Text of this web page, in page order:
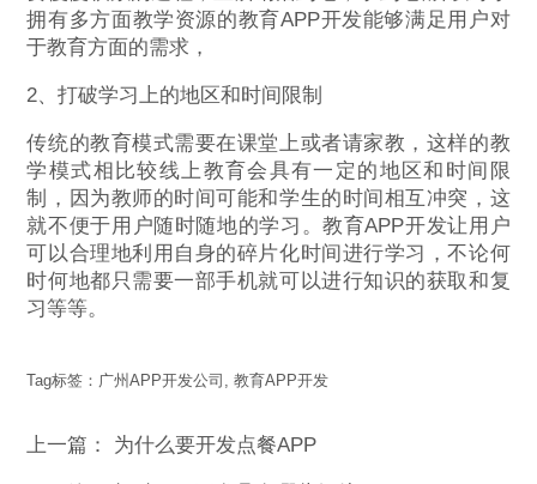
拥有多方面教学资源的教育APP开发能够满足用户对
于教育方面的需求，
2、打破学习上的地区和时间限制
传统的教育模式需要在课堂上或者请家教，这样的教
学模式相比较线上教育会具有一定的地区和时间限
制，因为教师的时间可能和学生的时间相互冲突，这
就不便于用户随时随地的学习。教育APP开发让用户
可以合理地利用自身的碎片化时间进行学习，不论何
时何地都只需要一部手机就可以进行知识的获取和复
习等等。
Tag标签： 广州APP开发公司 ,教育APP开发
上一篇： 为什么要开发点餐APP